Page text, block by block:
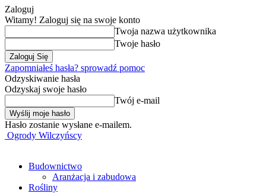
Zaloguj
Witamy! Zaloguj się na swoje konto
Twoja nazwa użytkownika
Twoje hasło
Zapomniałeś hasła? sprowadź pomoc
Odzyskiwanie hasła
Odzyskaj swoje hasło
Twój e-mail
Hasło zostanie wysłane e-mailem.
Ogrody Wilczyńscy
Budownictwo
Aranżacja i zabudowa
Rośliny